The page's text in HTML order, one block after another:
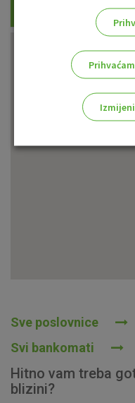
Sve poslovnice
Svi bankomati
Hitno vam treba
blizini?
Ovi kolačići nužni su za